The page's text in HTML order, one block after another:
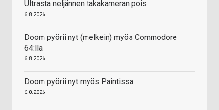
Ultrasta neljännen takakameran pois
6.8.2026
Doom pyörii nyt (melkein) myös Commodore
64:llä
6.8.2026
Doom pyörii nyt myös Paintissa
6.8.2026